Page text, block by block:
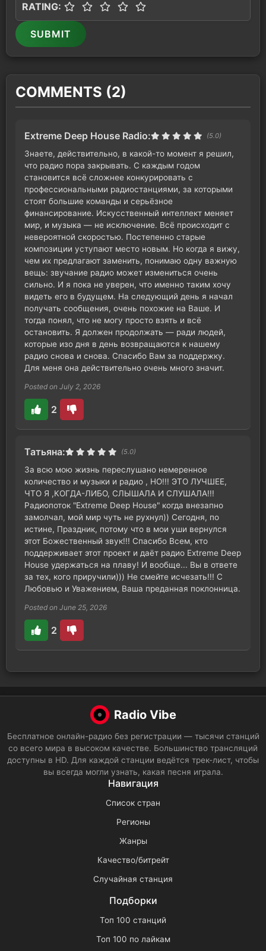
RATING:
SUBMIT
COMMENTS (2)
Extreme Deep House Radio: (5.0)
Знаете, действительно, в какой-то момент я решил,
что радио пора закрывать. С каждым годом
становится всё сложнее конкурировать с
профессиональными радиостанциями, за которыми
стоят большие команды и серьёзное
финансирование. Искусственный интеллект меняет
мир, и музыка — не исключение. Всё происходит с
невероятной скоростью. Постепенно старые
композиции уступают место новым. Но когда я вижу,
чем их предлагают заменить, понимаю одну важную
вещь: звучание радио может измениться очень
сильно. И я пока не уверен, что именно таким хочу
видеть его в будущем. На следующий день я начал
получать сообщения, очень похожие на Ваше. И
тогда понял, что не могу просто взять и всё
остановить. Я должен продолжать — ради людей,
которые изо дня в день возвращаются к нашему
радио снова и снова. Спасибо Вам за поддержку.
Для меня она действительно очень много значит.
Posted on July 2, 2026
2
Татьяна: (5.0)
За всю мою жизнь переслушано немеренное
количество и музыки и радио , НО!!! ЭТО ЛУЧШЕЕ,
ЧТО Я ,КОГДА-ЛИБО, СЛЫШАЛА И СЛУШАЛА!!!
Радиопоток "Extreme Deep House" когда внезапно
замолчал, мой мир чуть не рухнул)) Сегодня, по
истине, Праздник, потому что в мои уши вернулся
этот Божественный звук!!! Спасибо Всем, кто
поддерживает этот проект и даёт радио Extreme Deep
House удержаться на плаву! И вообще... Вы в ответе
за тех, кого приручили))) Не смейте исчезать!!! С
Любовью и Уважением, Ваша преданная поклонница.
Posted on June 25, 2026
2
Radio Vibe
Бесплатное онлайн-радио без регистрации — тысячи станций
со всего мира в высоком качестве. Большинство трансляций
доступны в HD. Для каждой станции ведётся трек-лист, чтобы
вы всегда могли узнать, какая песня играла.
Навигация
Список стран
Регионы
Жанры
Качество/битрейт
Случайная станция
Подборки
Топ 100 станций
Топ 100 по лайкам